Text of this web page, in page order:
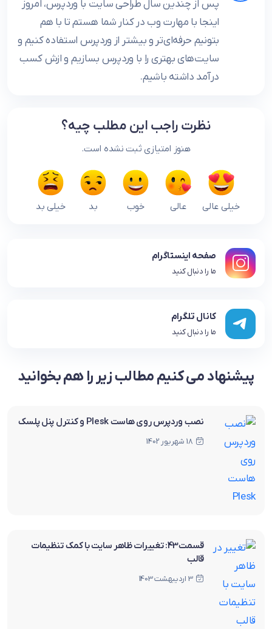
پس از چندین سال طراحی سایت با وردپرس، امروز
اینجا با مهارت وب در کنار شما هستم تا با هم
بتونیم حرفه‌ای‌تر و بیشتر از وردپرس استفاده کنیم و
سایت‌های بهتری را با وردپرس بسازیم و ازش کسب
درآمد داشته باشیم.
نظرت راجب این مطلب چیه؟
هنوز امتیازی ثبت نشده است.
خیلی عالی عالی خوب بد خیلی بد
صفحه اینستاگرام
ما را دنبال کنید
کانال تلگرام
ما را دنبال کنید
پیشنهاد می کنیم مطالب زیر را هم بخوانید
نصب وردپرس روی هاست Plesk و کنترل پنل پلسک
18 شهریور 1402
قسمت43: تغییرات ظاهر سایت با کمک تنظیمات
قالب
3 اردیبهشت 1403